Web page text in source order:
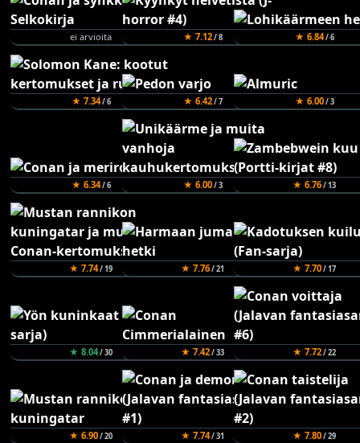
ei arvioita ★ 7.12/ 8 ★ 6.84/ 6
★ 7.34/ 6 ★ 6.42/ 7 ★ 6.00/ 3
★ 6.34/ 6 ★ 6.00/ 3 ★ 6.76/ 13
★ 7.74/ 19 ★ 7.76/ 21 ★ 7.70/ 17
★ 8.04/ 30 ★ 7.42/ 33 ★ 7.72/ 22
★ 6.90/ 20 ★ 7.74/ 31 ★ 7.80/ 29